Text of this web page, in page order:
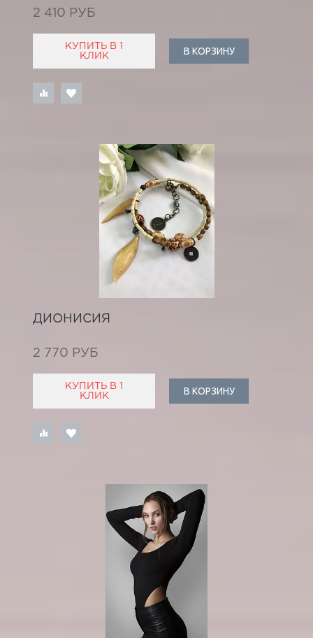
2 410 РУБ
КУПИТЬ В 1
КЛИК
В КОРЗИНУ
ДИОНИСИЯ
2 770 РУБ
КУПИТЬ В 1
КЛИК
В КОРЗИНУ